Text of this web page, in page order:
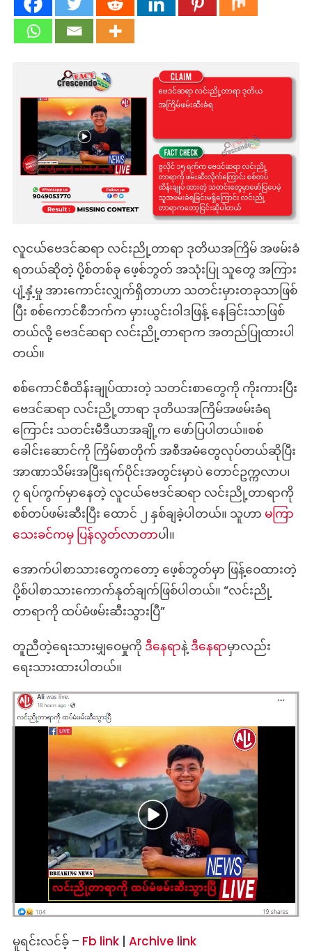
လူငယ်
ညို့
တာရာ
ခံ
ရ
ဆို
တဲ့
လူငယ်ဗေဒင်ဆရာ လင်းညို့တာရာ ဒုတိယအကြိမ် အဖမ်းခံ
ရတယ်ဆိုတဲ့ ပို့စ်တစ်ခု ဖေ့စ်ဘွတ် အသုံးပြု သူတွေ အကြား
ပျံ့နှံ့မှု အားကောင်းလျှက်ရှိတာဟာ သတင်းမှားတခုသာဖြစ်
ပြီး စစ်ကောင်စီဘက်က မှားယွင်းဝါဒဖြန့် နေခြင်းသာဖြစ်
တယ်လို့ ဗေဒင်ဆရာ လင်းညို့တာရာက အတည်ပြုထားပါ
တယ်။
စစ်ကောင်စီထိန်းချုပ်ထားတဲ့ သတင်းစာတွေကို ကိုးကားပြီး
ဗေဒင်ဆရာ လင်းညို့တာရာ ဒုတိယအကြိမ်အဖမ်းခံရ
ကြောင်း သတင်းမီဒီယာအချို့က ဖော်ပြပါတယ်။စစ်
ခေါင်းဆောင်ကို ကြိမ်စာတိုက် အစီအမံတွေလုပ်တယ်ဆိုပြီး
အာဏာသိမ်းအပြီးရက်ပိုင်းအတွင်းမှာပဲ တောင်ဥက္ကလာပ၊
၇ ရပ်ကွက်မှာနေတဲ့ လူငယ်ဗေဒင်ဆရာ လင်းညို့တာရာကို
စစ်တပ်ဖမ်းဆီးပြီး ထောင် ၂ နှစ်ချခဲ့ပါတယ်။ သူဟာ မကြာ
သေးခင်ကမှ ပြန်လွတ်လာတာပါ။
အောက်ပါစာသားတွေကတော့ ဖေ့စ်ဘွတ်မှာ ဖြန့်ဝေထားတဲ့
ပို့စ်ပါစာသားကောက်နုတ်ချက်ဖြစ်ပါတယ်။ “လင်းညို့
တာရာကို ထပ်မံဖမ်းဆီးသွားပြီ”
တူညီတဲ့ရေးသားမျှဝေမှုကို ဒီနေရာနဲ့ ဒီနေရာမှာလည်း
ရေးသားထားပါတယ်။
မူရင်းလင်ခ့် – Fb link| Archive link